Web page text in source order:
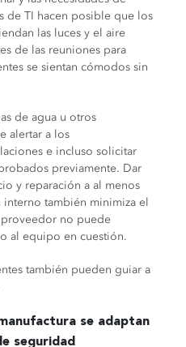
de TI hacen posible que los
las luces y el aire
de las reuniones para
se sientan cómodos sin
de agua u otros
alertar a los
e incluso solicitar
previamente. Dar
y reparación a al menos
también minimiza el
no puede
al equipo en cuestión.
también pueden guiar a
se adaptan
seguridad